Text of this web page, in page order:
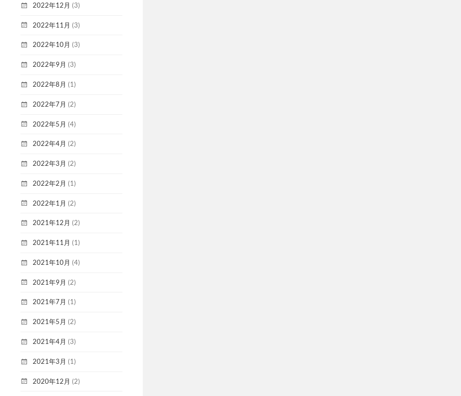
2022年12月 (3)
2022年11月 (3)
2022年10月 (3)
2022年9月 (3)
2022年8月 (1)
2022年7月 (2)
2022年5月 (4)
2022年4月 (2)
2022年3月 (2)
2022年2月 (1)
2022年1月 (2)
2021年12月 (2)
2021年11月 (1)
2021年10月 (4)
2021年9月 (2)
2021年7月 (1)
2021年5月 (2)
2021年4月 (3)
2021年3月 (1)
2020年12月 (2)